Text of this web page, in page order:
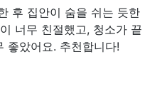
후 집안이 숨을 쉬는 듯한
너무 친절했고, 청소가 끝
좋았어요. 추천합니다!